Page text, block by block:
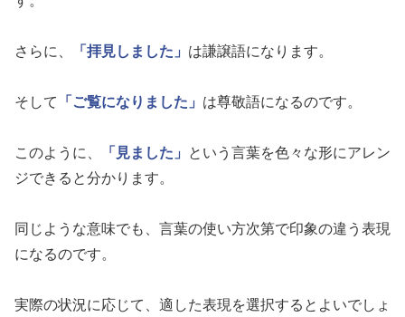
さらに、 「拝見しました」 は謙譲語になります。
そして 「ご覧になりました」 は尊敬語になるのです。
このように、 「見ました」
という言葉を色々な形にアレン
ジできると分かります。
同じような意味でも、言葉の使い方次第で印象の違う表現
になるのです。
実際の状況に応じて、適した表現を選択するとよいでしょ